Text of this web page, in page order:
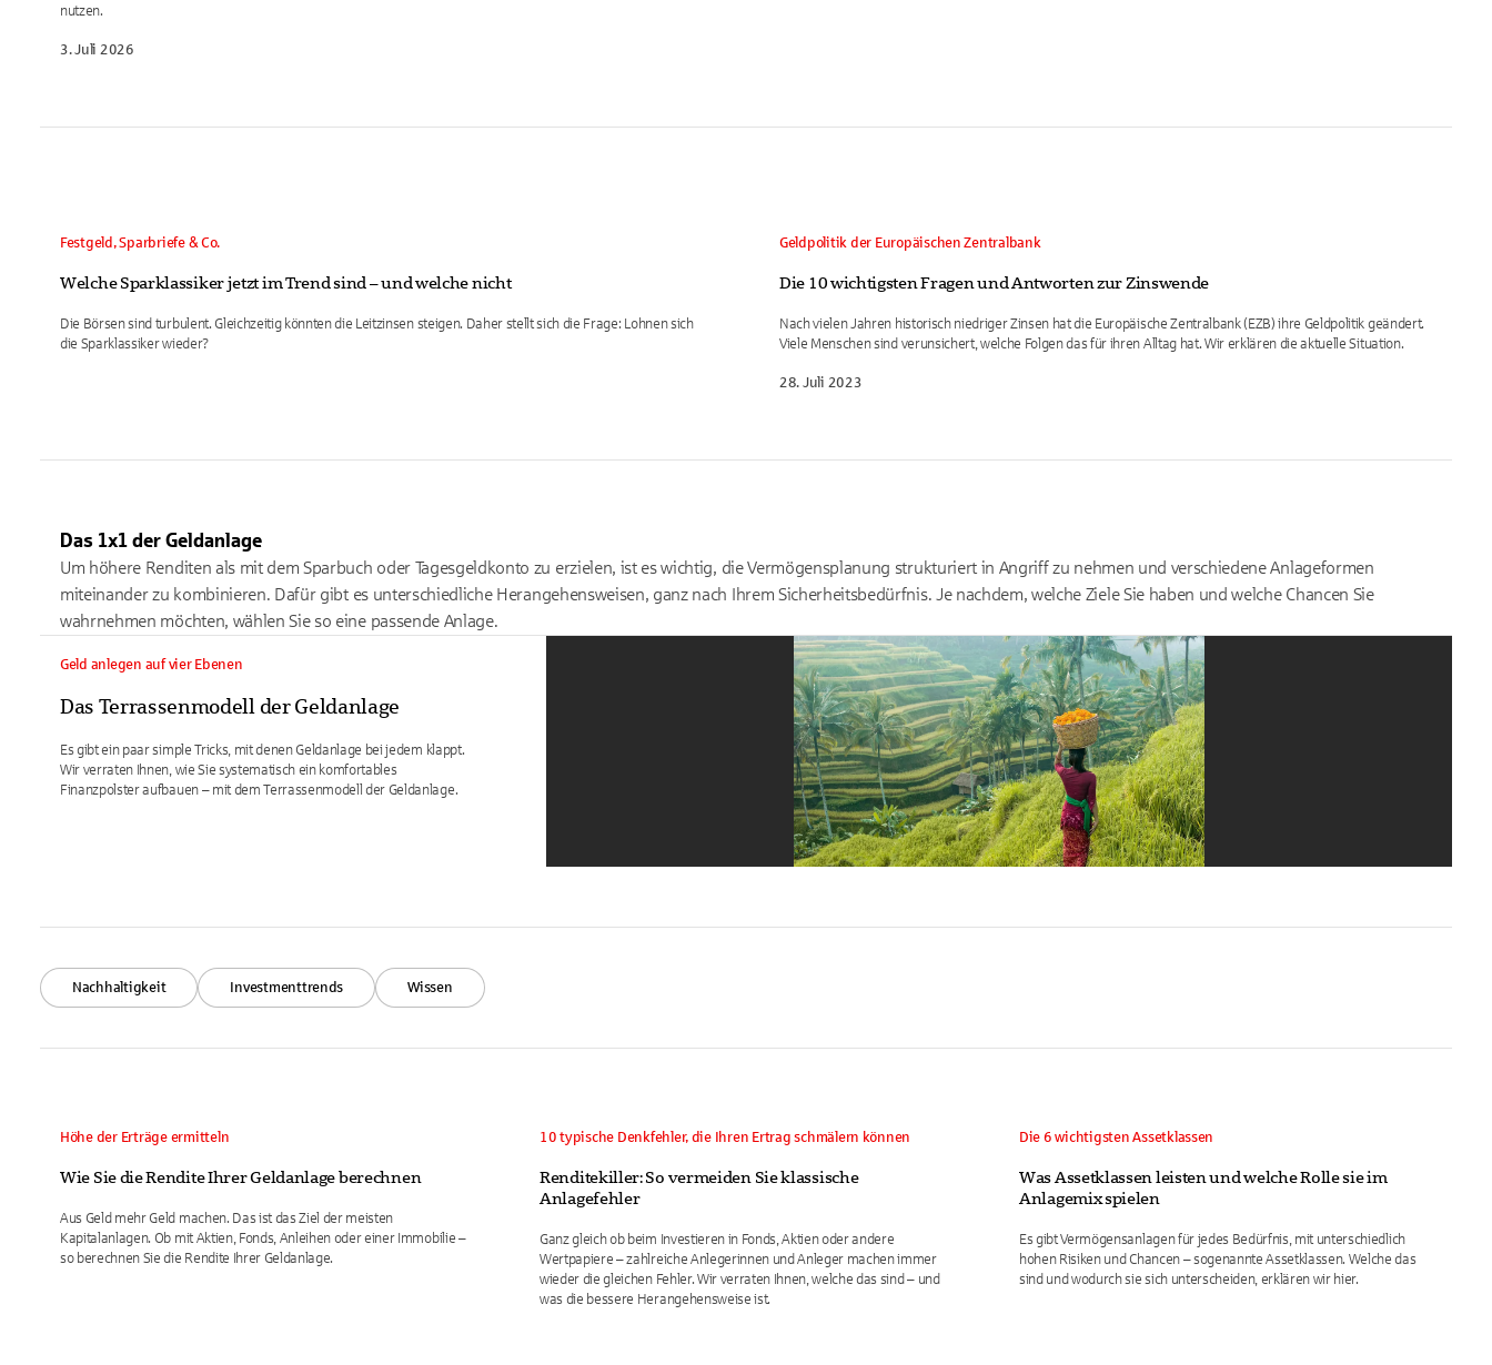
nutzen.
3. Juli 2026
Festgeld, Sparbriefe & Co.
Welche Sparklassiker jetzt im Trend sind – und welche nicht
Die Börsen sind turbulent. Gleichzeitig könnten die Leitzinsen steigen. Daher stellt sich die Frage: Lohnen sich
die Sparklassiker wieder?
Geldpolitik der Europäischen Zentralbank
Die 10 wichtigsten Fragen und Antworten zur Zinswende
Nach vielen Jahren historisch niedriger Zinsen hat die Europäische Zentralbank (EZB) ihre Geldpolitik geändert.
Viele Menschen sind verunsichert, welche Folgen das für ihren Alltag hat. Wir erklären die aktuelle Situation.
28. Juli 2023
Das 1x1 der Geldanlage
Um höhere Renditen als mit dem Sparbuch oder Tagesgeldkonto zu erzielen, ist es wichtig, die Vermögensplanung strukturiert in Angriff zu nehmen und verschiedene Anlageformen
miteinander zu kombinieren. Dafür gibt es unterschiedliche Herangehensweisen, ganz nach Ihrem Sicherheitsbedürfnis. Je nachdem, welche Ziele Sie haben und welche Chancen Sie
wahrnehmen möchten, wählen Sie so eine passende Anlage.
Geld anlegen auf vier Ebenen
Das Terrassenmodell der Geldanlage
Es gibt ein paar simple Tricks, mit denen Geldanlage bei jedem klappt.
Wir verraten Ihnen, wie Sie systematisch ein komfortables
Finanzpolster aufbauen – mit dem Terrassenmodell der Geldanlage.
Nachhaltigkeit Investmenttrends Wissen
Höhe der Erträge ermitteln
Wie Sie die Rendite Ihrer Geldanlage berechnen
Aus Geld mehr Geld machen. Das ist das Ziel der meisten
Kapitalanlagen. Ob mit Aktien, Fonds, Anleihen oder einer Immobilie –
so berechnen Sie die Rendite Ihrer Geldanlage.
10 typische Denkfehler, die Ihren Ertrag schmälern können
Renditekiller: So vermeiden Sie klassische
Anlagefehler
Ganz gleich ob beim Investieren in Fonds, Aktien oder andere
Wertpapiere – zahlreiche Anlegerinnen und Anleger machen immer
wieder die gleichen Fehler. Wir verraten Ihnen, welche das sind – und
was die bessere Herangehensweise ist.
Die 6 wichtigsten Assetklassen
Was Assetklassen leisten und welche Rolle sie im
Anlagemix spielen
Es gibt Vermögensanlagen für jedes Bedürfnis, mit unterschiedlich
hohen Risiken und Chancen – sogenannte Assetklassen. Welche das
sind und wodurch sie sich unterscheiden, erklären wir hier.